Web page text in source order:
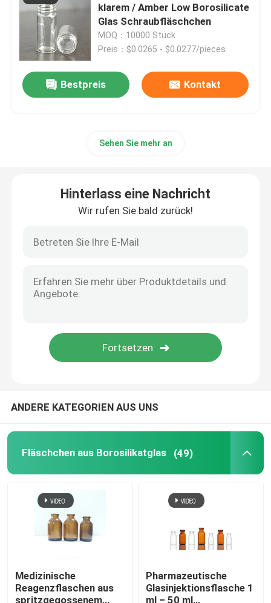
Zu Hause
Über uns
klarem / Amber Low Borosilicate
Glas Schraubfläschchen
MOQ：10000 Stück
Preis：$0.0265 - $0.0277/pieces
Bestpreis Kontakt
Sehen Sie mehr an
Hinterlass eine Nachricht
Wir rufen Sie bald zurück!
ANDERE KATEGORIEN AUS UNS
Fläschchen aus Borosilikatglas (49)
Medizinische
Reagenzflaschen aus
spritzgegossenem
Pharmazeutische
Glasinjektionsflasche 1
ml – 50 ml